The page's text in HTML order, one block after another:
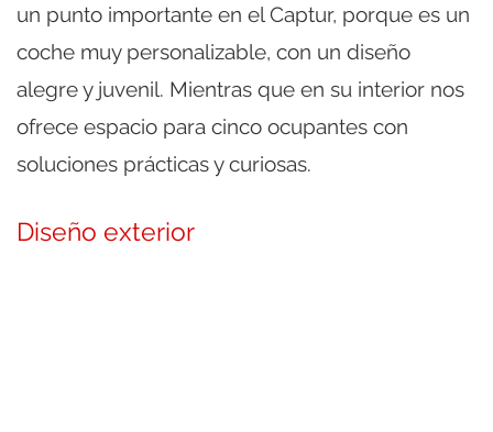
un punto importante en el Captur, porque es un
coche muy personalizable, con un diseño
alegre y juvenil. Mientras que en su interior nos
ofrece espacio para cinco ocupantes con
soluciones prácticas y curiosas.
Diseño exterior